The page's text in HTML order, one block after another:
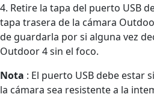
4. Retire la tapa del puerto USB
tapa trasera de la cámara
de guardarla por si alguna vez
Outdoor 4 sin el foco.
Nota : El puerto USB debe estar
la cámara sea resistente a la